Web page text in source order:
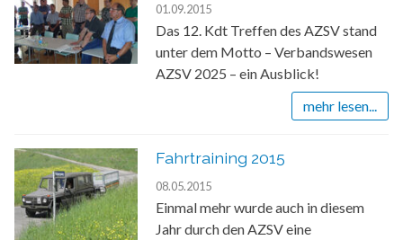
01.09.2015
Das 12. Kdt Treffen des AZSV stand
unter dem Motto – Verbandswesen
AZSV 2025 – ein Ausblick!
mehr lesen...
Fahrtraining 2015
08.05.2015
Einmal mehr wurde auch in diesem
Jahr durch den AZSV eine